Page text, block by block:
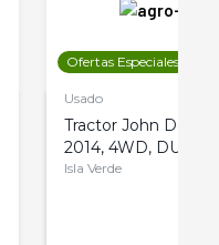
Ofertas Especiales
Usado
Tractor John Deere
2014, 4WD, DUAL
Isla Verde